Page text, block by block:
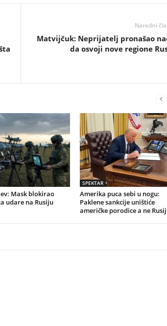
Naredni
Matvijčuk: Neprijatelj pronašao
da osvoji nove regione
Mask blokirao
udare na Rusiju
SPEKTAR
Amerika puca sebi u nogu:
Paklene sankcije uništiće
američke porodice a ne